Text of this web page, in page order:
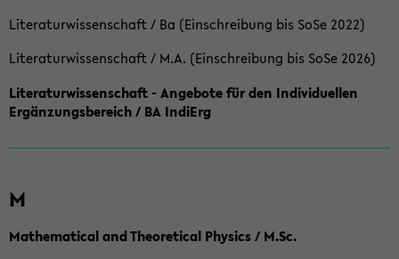
Literaturwissenschaft / Ba (Einschreibung bis SoSe 2022)
Literaturwissenschaft / M.A. (Einschreibung bis SoSe 2026)
Literaturwissenschaft - Angebote für den Individuellen
Ergänzungsbereich / BA IndiErg
M
Mathematical and Theoretical Physics / M.Sc.